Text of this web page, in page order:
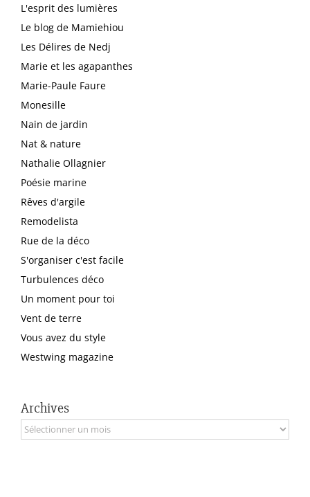
L'esprit des lumières
Le blog de Mamiehiou
Les Délires de Nedj
Marie et les agapanthes
Marie-Paule Faure
Monesille
Nain de jardin
Nat & nature
Nathalie Ollagnier
Poésie marine
Rêves d'argile
Remodelista
Rue de la déco
S'organiser c'est facile
Turbulences déco
Un moment pour toi
Vent de terre
Vous avez du style
Westwing magazine
Archives
Archives